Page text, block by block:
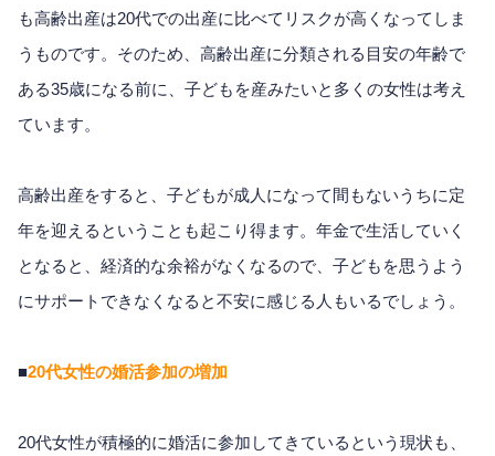
も高齢出産は20代での出産に比べてリスクが高くなってしま
うものです。そのため、高齢出産に分類される目安の年齢で
ある35歳になる前に、子どもを産みたいと多くの女性は考え
ています。
高齢出産をすると、子どもが成人になって間もないうちに定
年を迎えるということも起こり得ます。年金で生活していく
となると、経済的な余裕がなくなるので、子どもを思うよう
にサポートできなくなると不安に感じる人もいるでしょう。
■20代女性の婚活参加の増加
20代女性が積極的に婚活に参加してきているという現状も、